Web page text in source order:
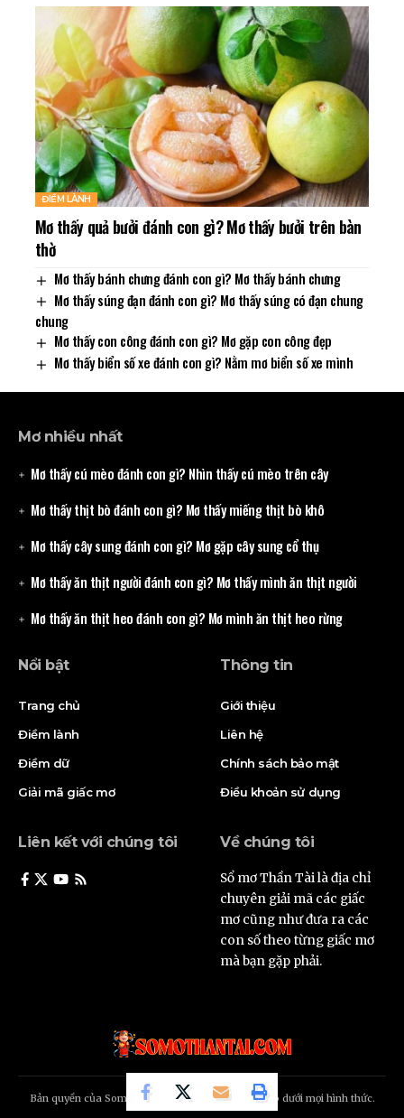
ĐIỀM LÀNH
Mơ thấy quả bưởi đánh con gì? Mơ thấy bưởi trên bàn
thờ
Mơ thấy bánh chưng đánh con gì? Mơ thấy bánh chưng
Mơ thấy súng đạn đánh con gì? Mơ thấy súng có đạn chung
chung
Mơ thấy con công đánh con gì? Mơ gặp con công đẹp
Mơ thấy biển số xe đánh con gì? Nằm mơ biển số xe mình
Mơ nhiều nhất
Mơ thấy cú mèo đánh con gì? Nhìn thấy cú mèo trên cây
Mơ thấy thịt bò đánh con gì? Mơ thấy miếng thịt bò khô
Mơ thấy cây sung đánh con gì? Mơ gặp cây sung cổ thụ
Mơ thấy ăn thịt người đánh con gì? Mơ thấy mình ăn thịt người
Mơ thấy ăn thịt heo đánh con gì? Mơ mình ăn thịt heo rừng
Nổi bật
Trang chủ
Điềm lành
Điềm dữ
Giải mã giấc mơ
Thông tin
Giới thiệu
Liên hệ
Chính sách bảo mật
Điều khoản sử dụng
Liên kết với chúng tôi Về chúng tôi
Sổ mơ Thần Tài là địa chỉ
chuyên giải mã các giấc
mơ cũng như đưa ra các
con số theo từng giấc mơ
mà bạn gặp phải.
Bản quyền của Somothantai.com. Không sao chép dưới mọi hình thức.